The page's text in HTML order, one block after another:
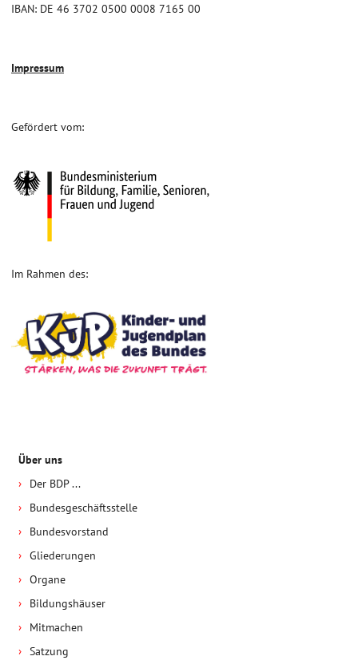
IBAN: DE 46 3702 0500 0008 7165 00
Impressum
Gefördert vom:
Im Rahmen des:
Über uns
Der BDP ...
Bundesgeschäftsstelle
Bundesvorstand
Gliederungen
Organe
Bildungshäuser
Mitmachen
Satzung